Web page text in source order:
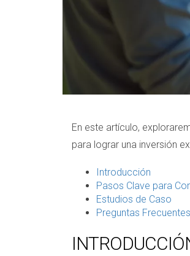
En este artículo,
para lograr una inversión
Introducción
Pasos Clave para
Estudios de Caso
Preguntas Frecuentes